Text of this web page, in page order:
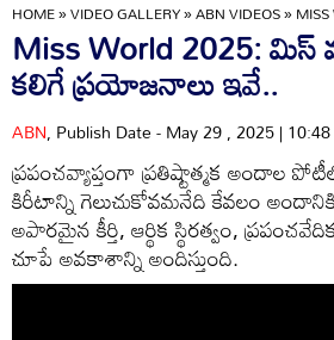
HOME»VIDEO GALLERY»ABN VIDEOS»
Miss World 2025: మిస్
కలిగే ప్రయోజనాలు ఇవే..
ABN, Publish Date - May 29 , 2025 |
ప్రపంచవ్యాప్తంగా ప్రతిష్టాత్మక అందాల
కిరీటాన్ని గెలుచుకోవమనేది కేవలం
అపారమైన కీర్తి, ఆర్థిక స్థిరత్వం,
చూపే అవకాశాన్ని అందిస్తుంది.